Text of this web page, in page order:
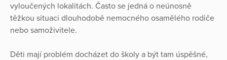
vyloučených lokalitách. Často se jedná o neúnosně
těžkou situaci dlouhodobě nemocného osamělého rodiče
nebo samoživitele.
Děti mají problém docházet do školy a být tam úspěšné,